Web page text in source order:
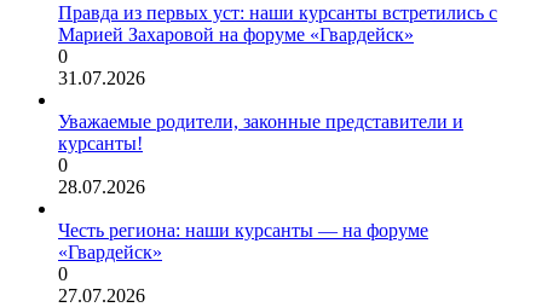
Правда из первых уст: наши курсанты встретились с
Марией Захаровой на форуме «Гвардейск»
0
31.07.2026
Уважаемые родители, законные представители и
курсанты!
0
28.07.2026
Честь региона: наши курсанты — на форуме
«Гвардейск»
0
27.07.2026